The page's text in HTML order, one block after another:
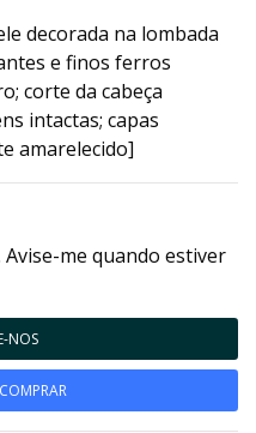
decorada na lombada
e finos ferros
corte da cabeça
intactas; capas
amarelecido]
me quando estiver
NOS